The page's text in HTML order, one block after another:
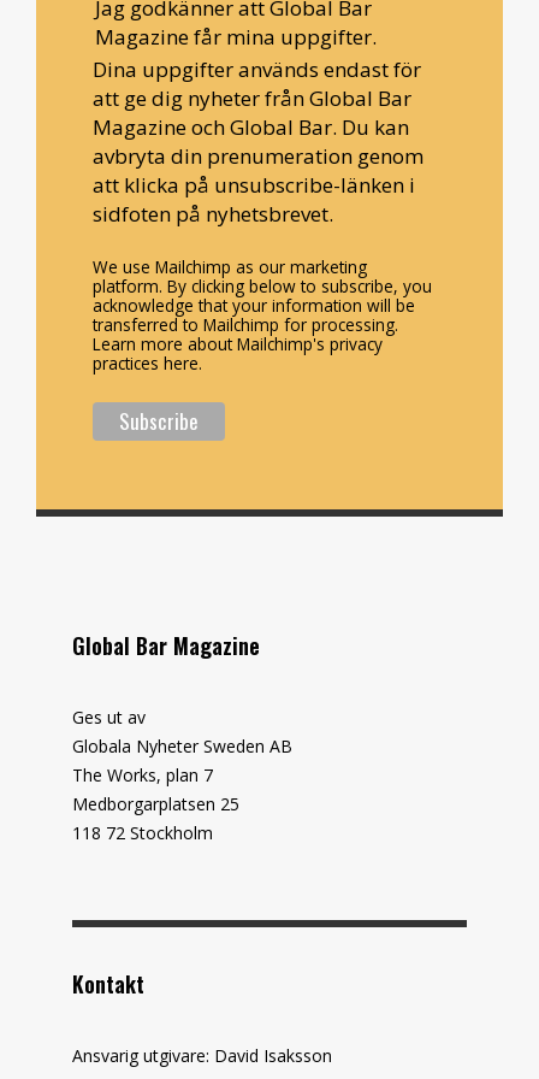
Jag godkänner att Global Bar
Magazine får mina uppgifter.
Dina uppgifter används endast för
att ge dig nyheter från Global Bar
Magazine och Global Bar. Du kan
avbryta din prenumeration genom
att klicka på unsubscribe-länken i
sidfoten på nyhetsbrevet.
We use Mailchimp as our marketing
platform. By clicking below to subscribe, you
acknowledge that your information will be
transferred to Mailchimp for processing.
Learn more about Mailchimp's privacy
practices here.
Global Bar Magazine
Ges ut av
Globala Nyheter Sweden AB
The Works, plan 7
Medborgarplatsen 25
118 72 Stockholm
Kontakt
Ansvarig utgivare: David Isaksson